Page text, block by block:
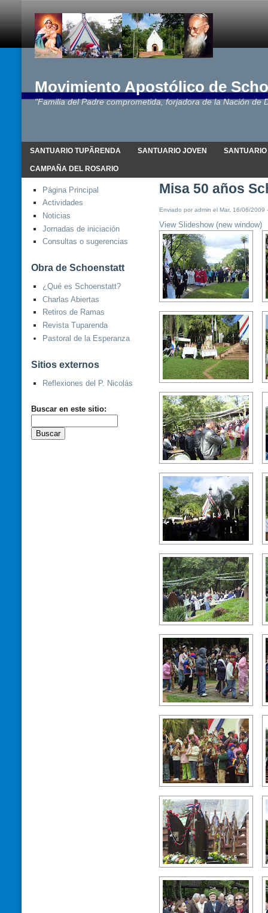
Movimiento Apostólico de
"Familia del Padre comprometida, forjadora de la Nación de
SANTUARIO TUPÃRENDA SANTUARIO JOVEN
CAMPAÑA DEL ROSARIO
Página Principal
Actividades
Noticias
Jornadas de iniciación
Consultas o sugerencias
Obra de Schoenstatt
¿Qué es Schoenstatt?
Charlas Abiertas
Retiros de Ramas
Revista Tuparenda
Pastoral de la Esperanza
Sitios externos
Reflexiones del P. Nicolás
Buscar en este sitio:
Misa 50 años
Enviado por admin el Mar, 16/06/2009
View Slideshow (new window)